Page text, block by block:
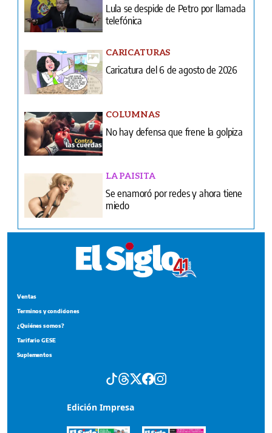
Lula se despide de Petro por llamada
telefónica
CARICATURAS
Caricatura del 6 de agosto de 2026
COLUMNAS
No hay defensa que frene la golpiza
LA PAISITA
Se enamoró por redes y ahora tiene
miedo
Ventas
Terminos y condiciones
¿Quiénes somos?
Tarifario GESE
Suplementos
Edición Impresa